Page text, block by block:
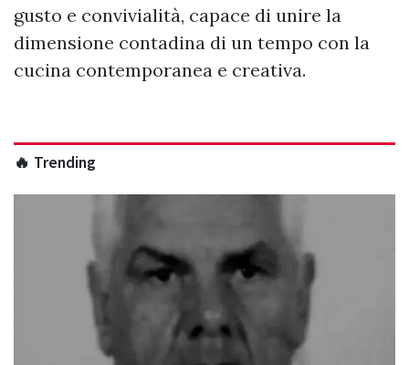
gusto e convivialità, capace di unire la
dimensione contadina di un tempo con la
cucina contemporanea e creativa.
🔥 Trending